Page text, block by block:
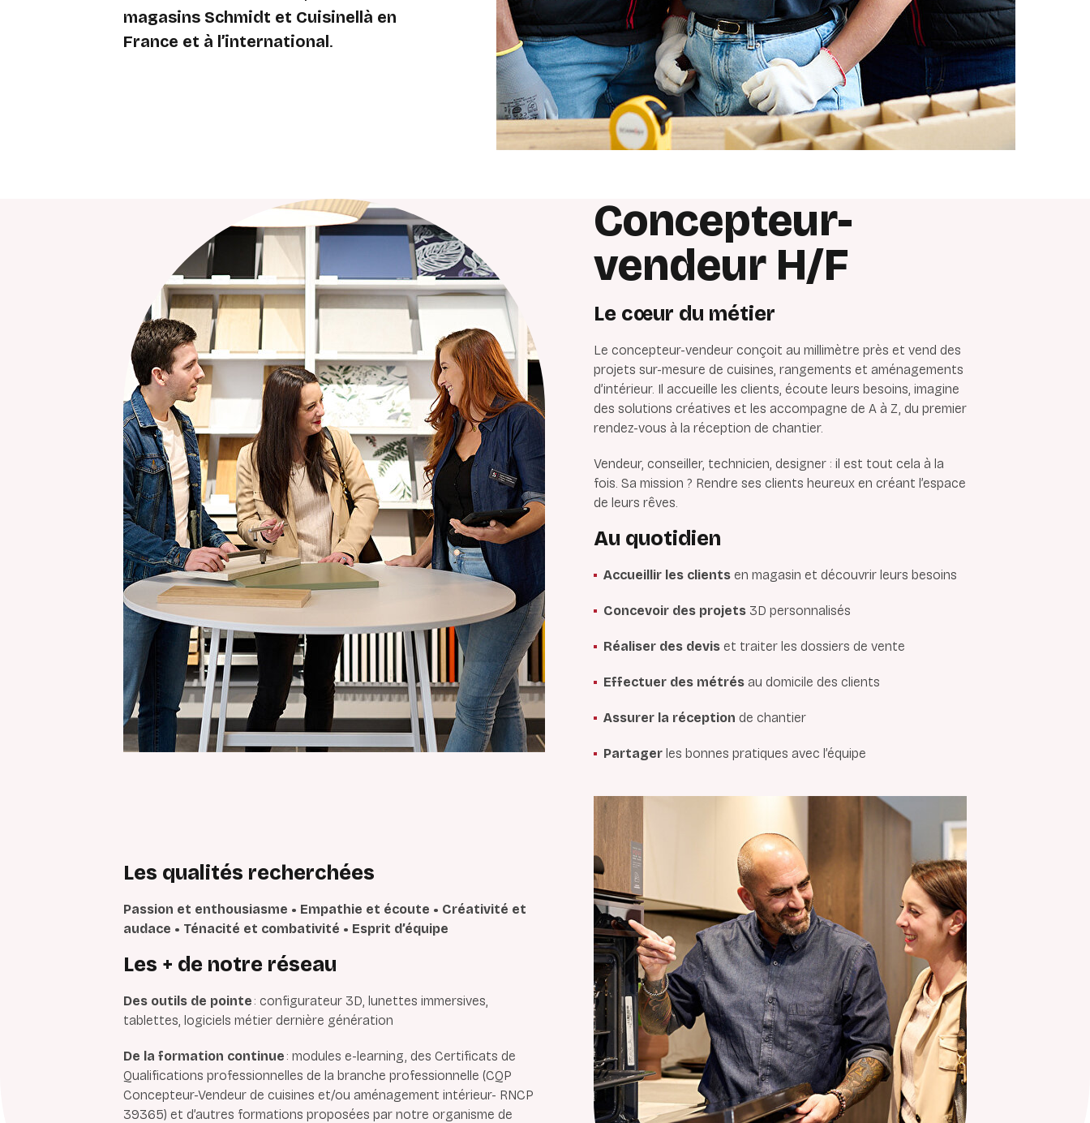
magasins Schmidt et Cuisinellà en
France et à l’international.
Concepteur-
vendeur H/F
Le cœur du métier
Le concepteur-vendeur conçoit au millimètre près et vend des
projets sur-mesure de cuisines, rangements et aménagements
d’intérieur. Il accueille les clients, écoute leurs besoins, imagine
des solutions créatives et les accompagne de A à Z, du premier
rendez-vous à la réception de chantier.
Vendeur, conseiller, technicien, designer : il est tout cela à la
fois. Sa mission ? Rendre ses clients heureux en créant l’espace
de leurs rêves.
Au quotidien
Accueillir les clients en magasin et découvrir leurs besoins
Concevoir des projets 3D personnalisés
Réaliser des devis et traiter les dossiers de vente
Effectuer des métrés au domicile des clients
Assurer la réception de chantier
Partager les bonnes pratiques avec l’équipe
Les qualités recherchées
Passion et enthousiasme • Empathie et écoute • Créativité et
audace • Ténacité et combativité • Esprit d’équipe
Les + de notre réseau
Des outils de pointe : configurateur 3D, lunettes immersives,
tablettes, logiciels métier dernière génération
De la formation continue : modules e-learning, des Certificats de
Qualifications professionnelles de la branche professionnelle (CQP
Concepteur-Vendeur de cuisines et/ou aménagement intérieur- RNCP
39365) et d’autres formations proposées par notre organisme de